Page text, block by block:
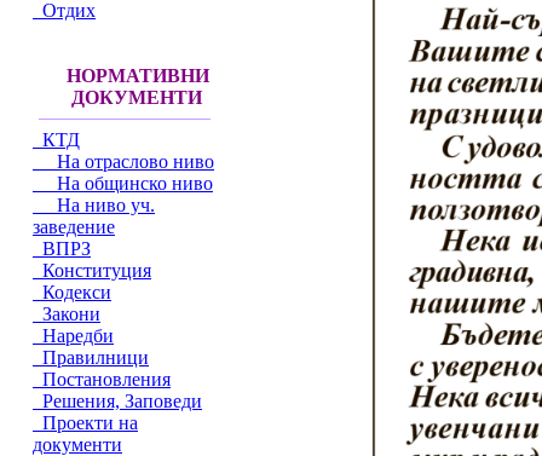
Отдих
НОРМАТИВНИ
ДОКУМЕНТИ
КТД
На отраслово ниво
На общинско ниво
На ниво уч.
заведение
ВПРЗ
Конституция
Кодекси
Закони
Наредби
Правилници
Постановления
Решения, Заповеди
Проекти на
документи